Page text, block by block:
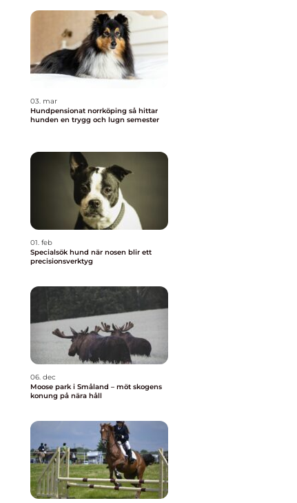
03. mar
Hundpensionat norrköping så hittar
hunden en trygg och lugn semester
01. feb
Specialsök hund när nosen blir ett
precisionsverktyg
06. dec
Moose park i Småland – möt skogens
konung på nära håll